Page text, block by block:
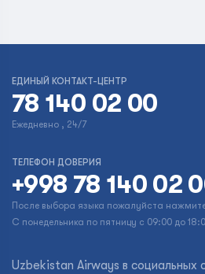
ЕДИНЫЙ КОНТАКТ-ЦЕНТР
78 140 02 00
Ежедневно , 24/7
ТЕЛЕФОН ДОВЕРИЯ
+998 78 140 02
После выбора языка пожалуйста
С понедельника по пятницу с 09:00 до
Uzbekistan Airways в социальных